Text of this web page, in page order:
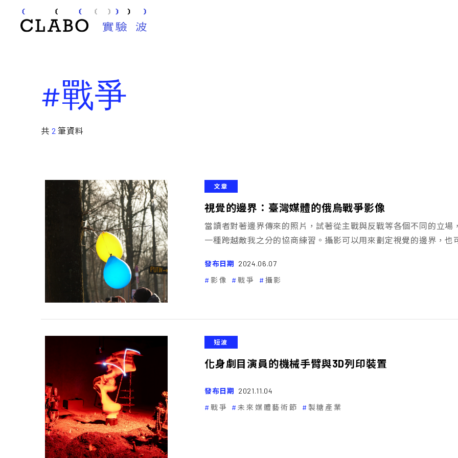
#戰爭
共 2筆資料
文章
視覺的邊界：臺灣媒體的俄烏戰爭影像
當讀者對著邊界傳來的照片，試著從主戰與反戰等各個不同的立場
一種跨越敵我之分的協商練習。攝影可以用來劃定視覺的邊界，也
發布日期 2024.06.07
影像
戰爭 攝影
短波
化身劇目演員的機械手臂與3D列印裝置
發布日期 2021.11.04
戰爭
未來媒體藝術節 製糖產業